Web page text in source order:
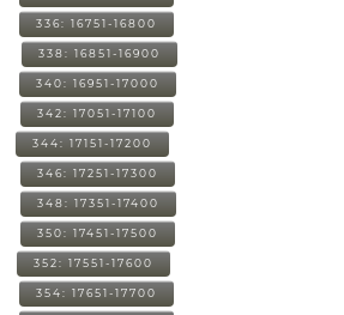
336: 16751-16800
338: 16851-16900
340: 16951-17000
342: 17051-17100
344: 17151-17200
346: 17251-17300
348: 17351-17400
350: 17451-17500
352: 17551-17600
354: 17651-17700